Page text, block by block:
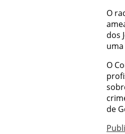
O
dos
O
de